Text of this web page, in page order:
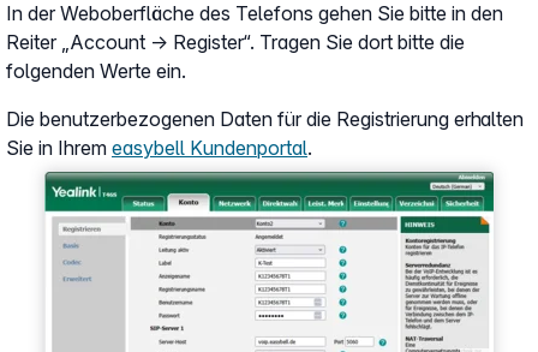
Show larger version
In der Weboberfläche des Telefons gehen Sie bitte in den
Reiter „Account → Register“. Tragen Sie dort bitte die
folgenden Werte ein.
Die benutzerbezogenen Daten für die Registrierung erhalten
Sie in Ihrem easybell Kundenportal.